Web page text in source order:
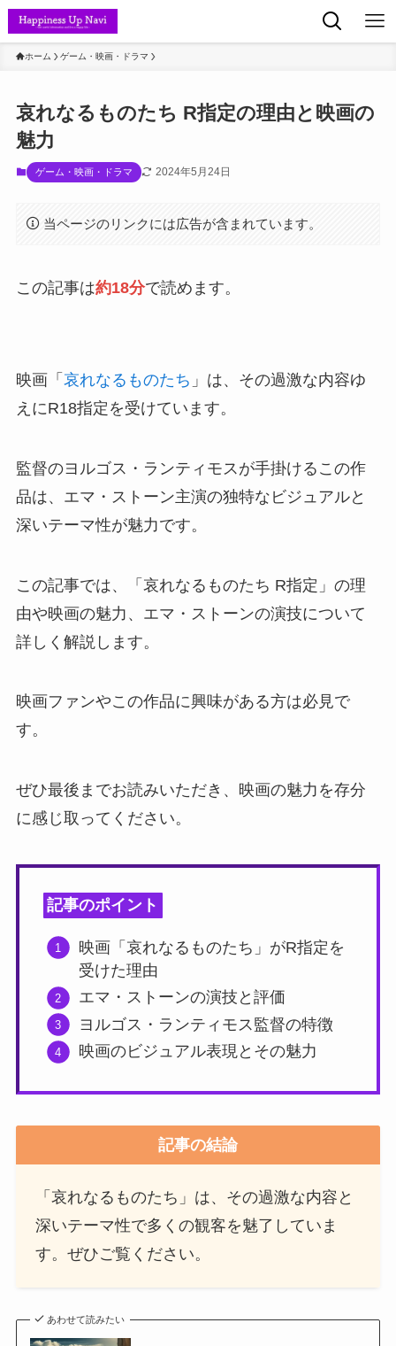
ホーム ゲーム・映画・ドラマ
哀れなるものたち R指定の理由と映画の
魅力
ゲーム・映画・ドラマ 2024年5月24日
当ページのリンクには広告が含まれています。
この記事は約18分で読めます。
映画「 哀れなるものたち 」は、その過激な内容ゆ
えにR18指定を受けています。
監督のヨルゴス・ランティモスが手掛けるこの作
品は、エマ・ストーン主演の独特なビジュアルと
深いテーマ性が魅力です。
この記事では、「哀れなるものたち R指定」の理
由や映画の魅力、エマ・ストーンの演技について
詳しく解説します。
映画ファンやこの作品に興味がある方は必見で
す。
ぜひ最後までお読みいただき、映画の魅力を存分
に感じ取ってください。
記事のポイント
映画「哀れなるものたち」がR指定を
受けた理由
エマ・ストーンの演技と評価
ヨルゴス・ランティモス監督の特徴
映画のビジュアル表現とその魅力
記事の結論
「哀れなるものたち」は、その過激な内容と
深いテーマ性で多くの観客を魅了していま
す。ぜひご覧ください。
あわせて読みたい